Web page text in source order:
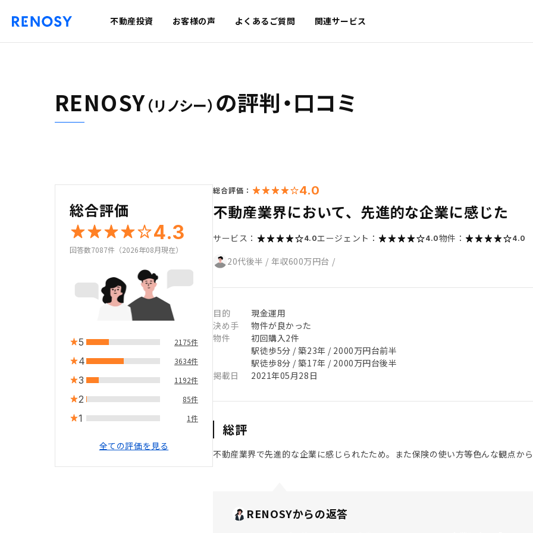
不動産投資 お客様の声 よくあるご質問 関連サービス
RENOSY（リノシー） の評判・口コミ
総合評価
4.3
回答数7087件（2026年08月現在）
5 2175件
4 3634件
3 1192件
2 85件
1 1件
全ての評価を見る
総合評価： 4.0
不動産業界において、先進的な企業に感じた
サービス： 4.0エージェント： 4.0物件： 4.0
20代後半 / 年収600万円台 /
目的
現金運用
決め手
物件が良かった
物件
初回購入2件
駅徒歩5分 / 築23年 / 2000万円台前半
駅徒歩8分 / 築17年 / 2000万円台後半
掲載日
2021年05月28日
総評
不動産業界で先進的な企業に感じられたため。また保険の使い方等色んな観点から
RENOSYからの返答